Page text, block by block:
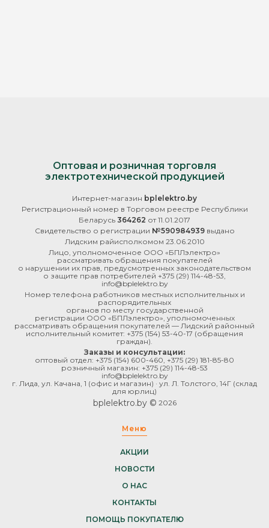
Оптовая и розничная торговля
электротехнической продукцией
Интернет-магазин bplelektro.by
Регистрационный номер в Торговом реестре Республики
Беларусь 364262 от 11.01.2017
Свидетельство о регистрации №590984939выдано
Лидским райисполкомом 23.06.2010
Лицо, уполномоченное ООО «БПЛэлектро»
рассматривать обращения покупателей
о нарушении их прав, предусмотренных законодательством
о защите прав потребителей +375 (29) 114-48-53
info@bplelektro.by
Номер телефона работников местных исполнительных и
распорядительных
органов по месту государственной
регистрации ООО «БПЛэлектро», уполномоченных
рассматривать обращения покупателей — Лидский районный
исполнительный комитет: +375 (154) 53-40-17 (обращения
граждан).
Заказы и консультации:
оптовый отдел: +375 (154) 600-460 +375 (29) 181-85-80
розничный магазин: +375 (29) 114-48-53
info@bplelektro.by
г. Лида, ул. Качана, 1 (офис и магазин) · ул. Л. Толстого, 14Г (склад
для юрлиц)
bplelektro.by © 2026
Меню
АКЦИИ
НОВОСТИ
О НАС
КОНТАКТЫ
ПОМОЩЬ ПОКУПАТЕЛЮ